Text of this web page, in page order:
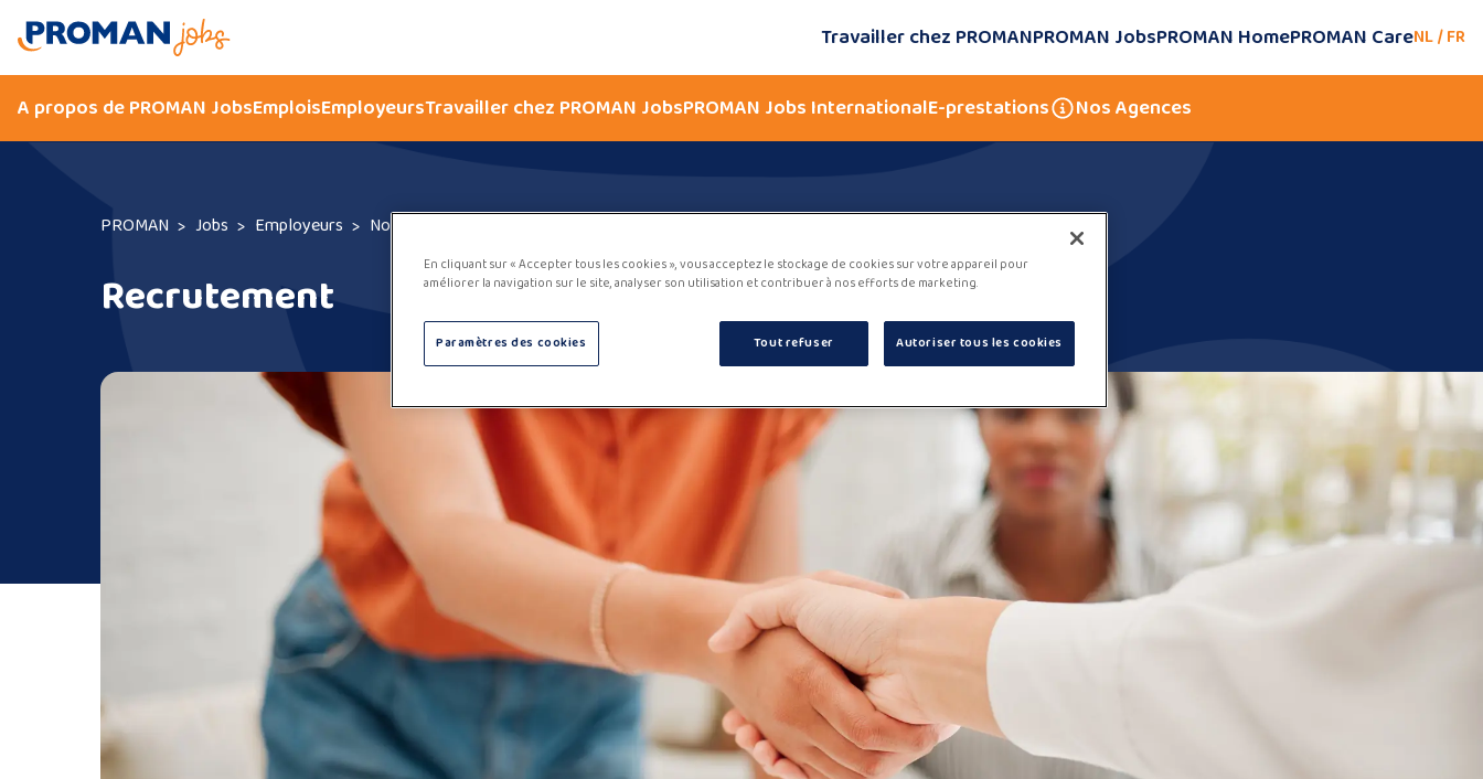
Travailler chez PROMANPROMAN JobsPROMAN HomePROMAN CareNL/FR
A propos de PROMAN JobsEmploisEmployeursTravailler chez PROMAN JobsPROMAN Jobs InternationalE-prestations Nos Agences
PROMAN Jobs Employeurs Nos services
Recrutement
En cliquant sur « Accepter tous les cookies », vous acceptez le stockage de cookies sur votre appareil pour
améliorer la navigation sur le site, analyser son utilisation et contribuer à nos efforts de marketing.
Paramètres des cookies Tout refuser Autoriser tous les cookies